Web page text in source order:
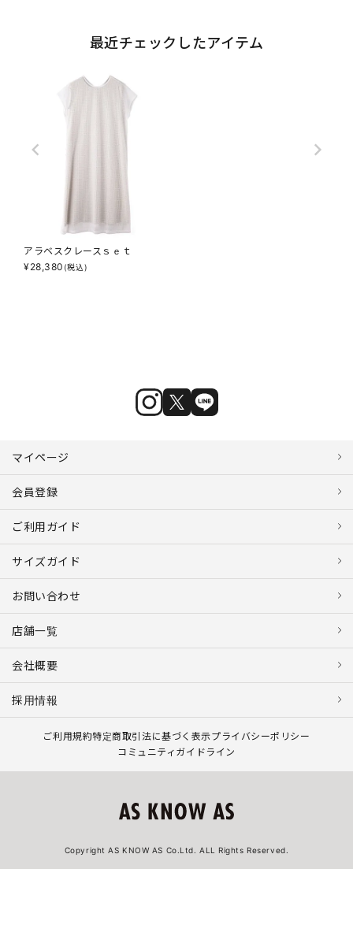
最近チェックしたアイテム
アラベスクレースｓｅｔ
¥28,380 (税込)
マイページ
会員登録
ご利用ガイド
サイズガイド
お問い合わせ
店舗一覧
会社概要
採用情報
ご利用規約特定商取引法に基づく表示プライバシーポリシー
コミュニティガイドライン
Copyright AS KNOW AS Co.Ltd. ALL Rights Reserved.